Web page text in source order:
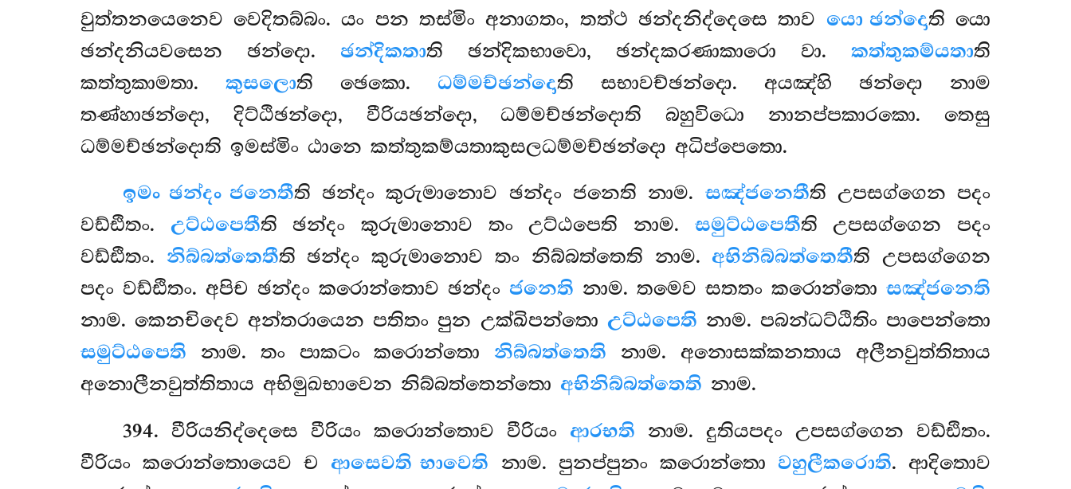
වුත්තනයෙනෙව වෙදිතබ්බං. යං පන තස්මිං අනාගතං, තත්ථ ඡන්දනිද්දෙසෙ තාව යො ඡන්දොති යො
ඡන්දනියවසෙන ඡන්දො. ඡන්දිකතාති ඡන්දිකභාවො, ඡන්දකරණාකාරො වා.කත්තුකම්යතාති
කත්තුකාමතා. කුසලොති ඡෙකො. ධම්මච්ඡන්දොති සභාවච්ඡන්දො. අයඤ්හි ඡන්දො නාම
තණ්හාඡන්දො, දිට්ඨිඡන්දො, වීරියඡන්දො, ධම්මච්ඡන්දොති බහුවිධො නානප්පකාරකො. තෙසු
ධම්මච්ඡන්දොති ඉමස්මිං ඨානෙ කත්තුකම්යතාකුසලධම්මච්ඡන්දො අධිප්පෙතො.
ඉමං ඡන්දං ජනෙතීති ඡන්දං කුරුමානොව ඡන්දං ජනෙති නාම. සඤ්ජනෙතීති උපසග්ගෙන පදං
වඩ්ඪිතං. උට්ඨපෙතීති ඡන්දං කුරුමානොව තං උට්ඨපෙති නාම. සමුට්ඨපෙතීති උපසග්ගෙන පදං
වඩ්ඪිතං. නිබ්බත්තෙතීති ඡන්දං කුරුමානොව තං නිබ්බත්තෙති නාම. අභිනිබ්බත්තෙතීති උපසග්ගෙන
පදං වඩ්ඪිතං. අපිච ඡන්දං කරොන්තොව ඡන්දං ජනෙති නාම. තමෙව සතතං කරොන්තොසඤ්ජනෙති
නාම. කෙනචිදෙව අන්තරායෙන පතිතං පුන උක්ඛිපන්තො උට්ඨපෙති නාම. පබන්ධට්ඨිතිං පාපෙන්තො
සමුට්ඨපෙති නාම. තං පාකටං කරොන්තො නිබ්බත්තෙති නාම. අනොසක්කනතාය අලීනවුත්තිතාය
අනොලීනවුත්තිතාය අභිමුඛභාවෙන නිබ්බත්තෙන්තො අභිනිබ්බත්තෙති නාම.
394. වීරියනිද්දෙසෙ වීරියං කරොන්තොව වීරියං ආරභති නාම. දුතියපදං උපසග්ගෙන වඩ්ඪිතං.
වීරියං කරොන්තොයෙව ච ආසෙවති භාවෙති නාම. පුනප්පුනං කරොන්තො වහුලීකරොති. ආදිතොව